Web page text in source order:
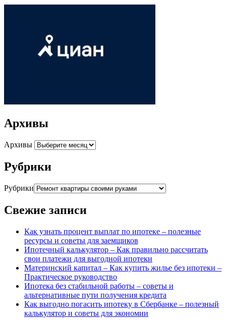
Архивы
Архивы
Рубрики
Рубрики
Свежие записи
Как узнать процент выплат по ипотеке – полезные
ресурсы и советы для заемщиков
Ипотечный калькулятор – Как правильно рассчитать
свои платежи для выгодной ипотеки
Материнский капитал – Как купить жилье без ипотеки –
Практическое руководство
Ипотека без стабильной работы – советы и
альтернативные пути получения кредита
Как выгодно погасить ипотеку в Сбербанке – полезный
калькулятор и советы для экономии